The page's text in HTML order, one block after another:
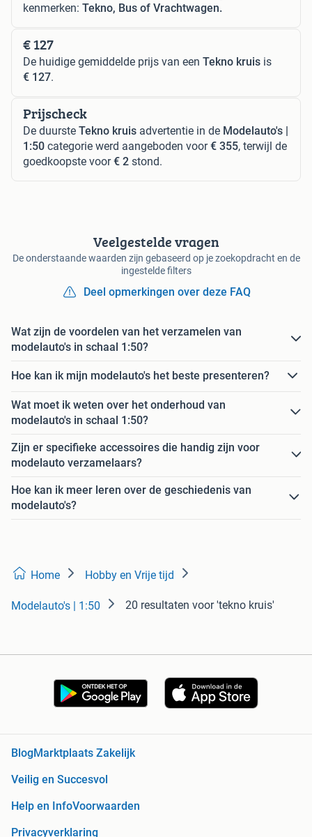
kenmerken: Tekno, Bus of Vrachtwagen.
€ 127
De huidige gemiddelde prijs van een Tekno kruis is
€ 127.
Prijscheck
De duurste Tekno kruis advertentie in de Modelauto's |
1:50 categorie werd aangeboden voor€ 355, terwijl de
goedkoopste voor€ 2 stond.
Veelgestelde vragen
De onderstaande waarden zijn gebaseerd op je zoekopdracht en de
ingestelde filters
Deel opmerkingen over deze FAQ
Wat zijn de voordelen van het verzamelen van
modelauto's in schaal 1:50?
Hoe kan ik mijn modelauto's het beste presenteren?
Wat moet ik weten over het onderhoud van
modelauto's in schaal 1:50?
Zijn er specifieke accessoires die handig zijn voor
modelauto verzamelaars?
Hoe kan ik meer leren over de geschiedenis van
modelauto's?
Home Hobby en Vrije tijd
Modelauto's | 1:50 20 resultaten voor 'tekno kruis'
BlogMarktplaats Zakelijk
Veilig en Succesvol
Help en InfoVoorwaarden
Privacyverklaring